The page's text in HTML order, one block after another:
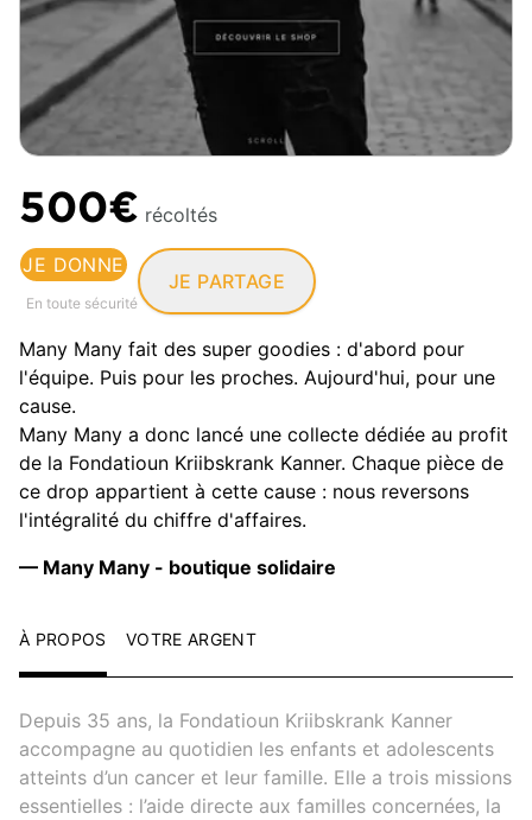
500€ récoltés
JE DONNE
En toute sécurité
JE PARTAGE
Many Many fait des super goodies : d'abord pour
l'équipe. Puis pour les proches. Aujourd'hui, pour une
cause.
Many Many a donc lancé une collecte dédiée au profit
de la Fondatioun Kriibskrank Kanner. Chaque pièce de
ce drop appartient à cette cause : nous reversons
l'intégralité du chiffre d'affaires.
— Many Many - boutique solidaire
À PROPOS VOTRE ARGENT
Depuis 35 ans, la Fondatioun Kriibskrank Kanner
accompagne au quotidien les enfants et adolescents
atteints d’un cancer et leur famille. Elle a trois missions
essentielles : l’aide directe aux familles concernées, la